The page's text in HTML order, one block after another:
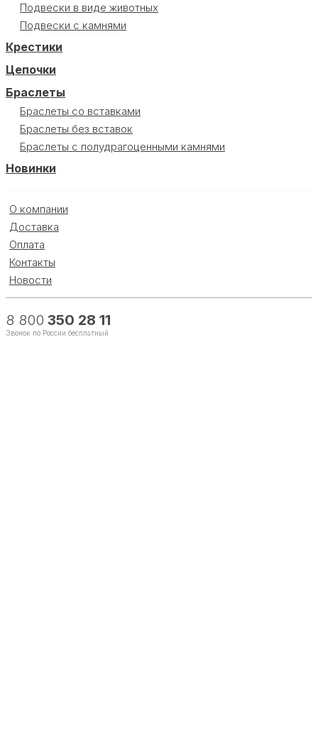
Подвески в виде животных
Подвески с камнями
Крестики
Цепочки
Браслеты
Браслеты со вставками
Браслеты без вставок
Браслеты с полудрагоценными камнями
Новинки
О компании
Доставка
Оплата
Контакты
Новости
8 800 350 28 11
Звонок по России бесплатный